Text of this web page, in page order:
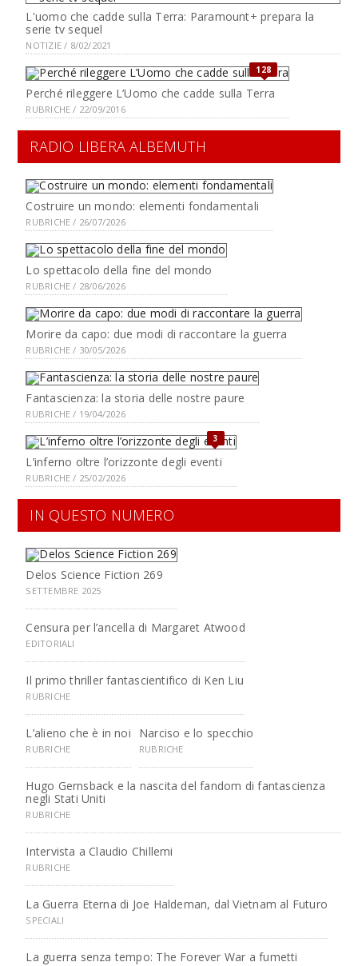
L'uomo che cadde sulla Terra: Paramount+ prepara la
serie tv sequel
NOTIZIE / 8/02/2021
128
Perché rileggere L’Uomo che cadde sulla Terra
RUBRICHE / 22/09/2016
RADIO LIBERA ALBEMUTH
Costruire un mondo: elementi fondamentali
RUBRICHE / 26/07/2026
Lo spettacolo della fine del mondo
RUBRICHE / 28/06/2026
Morire da capo: due modi di raccontare la guerra
RUBRICHE / 30/05/2026
Fantascienza: la storia delle nostre paure
RUBRICHE / 19/04/2026
3
L’inferno oltre l’orizzonte degli eventi
RUBRICHE / 25/02/2026
IN QUESTO NUMERO
Delos Science Fiction 269
SETTEMBRE 2025
Censura per l’ancella di Margaret Atwood
EDITORIALI
Il primo thriller fantascientifico di Ken Liu
RUBRICHE
L’alieno che è in noi
RUBRICHE
Narciso e lo specchio
RUBRICHE
Hugo Gernsback e la nascita del fandom di fantascienza
negli Stati Uniti
RUBRICHE
Intervista a Claudio Chillemi
RUBRICHE
La Guerra Eterna di Joe Haldeman, dal Vietnam al Futuro
SPECIALI
La guerra senza tempo: The Forever War a fumetti